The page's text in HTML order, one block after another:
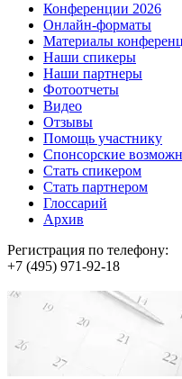
Конференции 2026
Онлайн-форматы
Материалы
Наши спикеры
Наши партнеры
Фотоотчеты
Видео
Отзывы
Помощь участнику
Спонсорские
Стать спикером
Стать партнером
Глоссарий
Архив
Регистрация по телефону:
+7 (495) 971-92-18